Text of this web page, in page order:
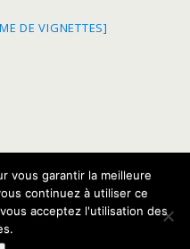
DE VIGNETTES]
début
vous garantir la meilleure
continuez à utiliser ce
acceptez l'utilisation des